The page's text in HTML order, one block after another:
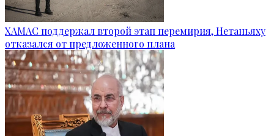
ХАМАС поддержал второй этап перемирия, Нетаньяху
отказался от предложенного плана